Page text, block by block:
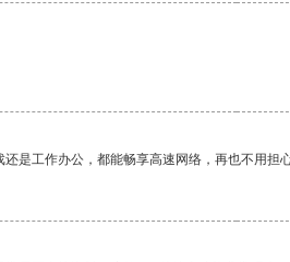
是工作办公，都能畅享高速网络，再也不用担